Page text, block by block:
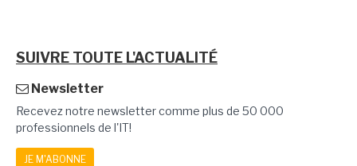
SUIVRE TOUTE L'ACTUALITÉ
Newsletter
Recevez notre newsletter comme plus de 50 000
professionnels de l'IT!
JE M'ABONNE